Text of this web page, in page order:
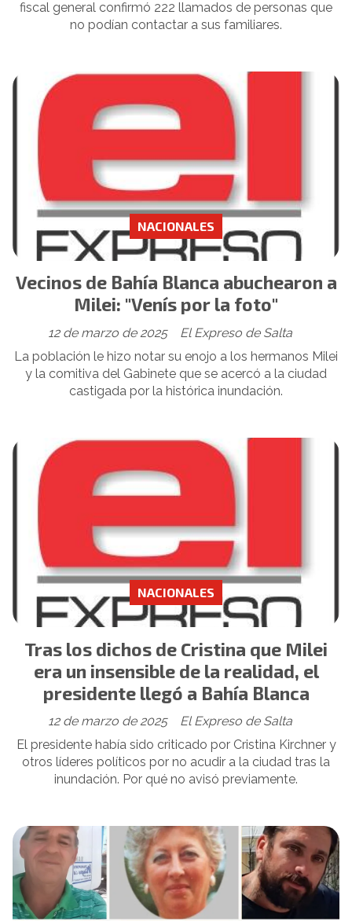
fiscal general confirmó 222 llamados de personas que
no podían contactar a sus familiares.
Vecinos de Bahía Blanca abuchearon a
Milei: "Venís por la foto"
El Expreso de Salta
NACIONALES
12 de marzo de 2025
La población le hizo notar su enojo a los hermanos Milei
y la comitiva del Gabinete que se acercó a la ciudad
castigada por la histórica inundación.
Tras los dichos de Cristina que Milei
era un insensible de la realidad, el
presidente llegó a Bahía Blanca
El Expreso de Salta
NACIONALES
12 de marzo de 2025
El presidente había sido criticado por Cristina Kirchner y
otros líderes políticos por no acudir a la ciudad tras la
inundación. Por qué no avisó previamente.